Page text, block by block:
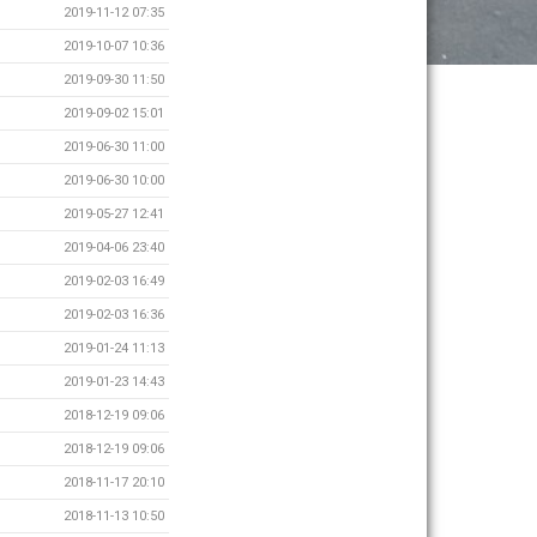
2019-11-12 07:35
2019-10-07 10:36
2019-09-30 11:50
2019-09-02 15:01
2019-06-30 11:00
2019-06-30 10:00
2019-05-27 12:41
2019-04-06 23:40
2019-02-03 16:49
2019-02-03 16:36
2019-01-24 11:13
2019-01-23 14:43
2018-12-19 09:06
2018-12-19 09:06
2018-11-17 20:10
2018-11-13 10:50